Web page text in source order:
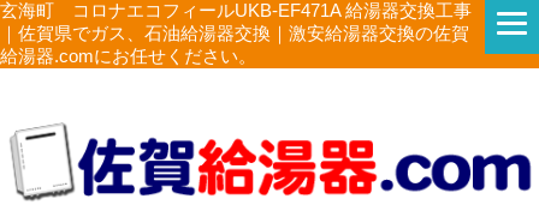
玄海町 コロナエコフィールUKB-EF471A 給湯器交換工事
｜佐賀県でガス、石油給湯器交換｜激安給湯器交換の佐賀
給湯器.comにお任せください。